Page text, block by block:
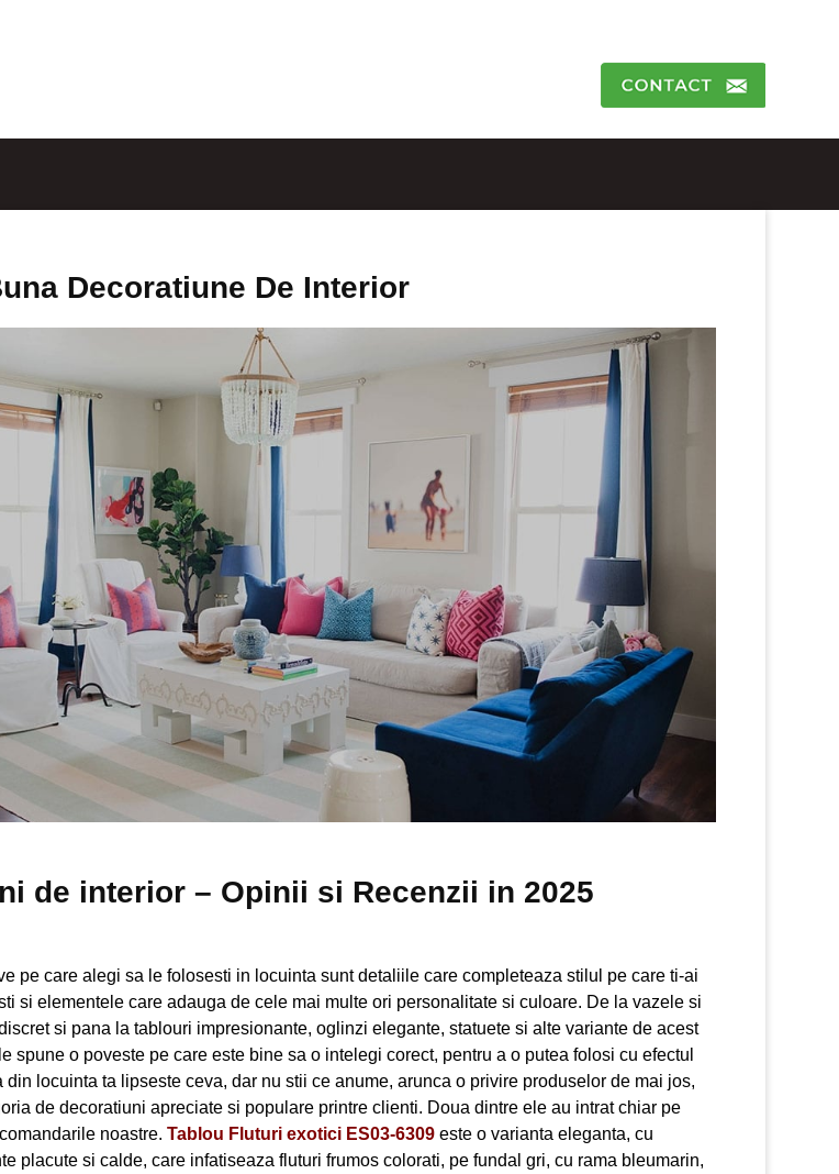
Decoratiune De Interior
de interior – Opinii si Recenzii in 2025
pe care alegi sa le folosesti in locuinta sunt detaliile care completeaza stilul pe care ti-ai
si elementele care adauga de cele mai multe ori personalitate si culoare. De la vazele si
si pana la tablouri impresionante, oglinzi elegante, statuete si alte variante de acest
spune o poveste pe care este bine sa o intelegi corect, pentru a o putea folosi cu efectul
din locuinta ta lipseste ceva, dar nu stii ce anume, arunca o privire produselor de mai jos,
de decoratiuni apreciate si populare printre clienti. Doua dintre ele au intrat chiar pe
noastre.Tablou Fluturi exotici ES03-6309 este o varianta eleganta, cu
placute si calde, care infatiseaza fluturi frumos colorati, pe fundal gri, cu rama bleumarin,